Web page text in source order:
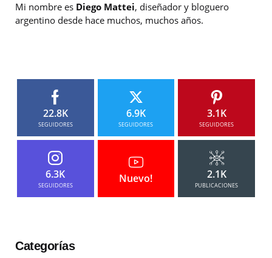
Mi nombre es Diego Mattei, diseñador y bloguero
argentino desde hace muchos, muchos años.
22.8K
SEGUIDORES
6.9K
SEGUIDORES
3.1K
SEGUIDORES
6.3K
SEGUIDORES
Nuevo! 2.1K
PUBLICACIONES
Categorías